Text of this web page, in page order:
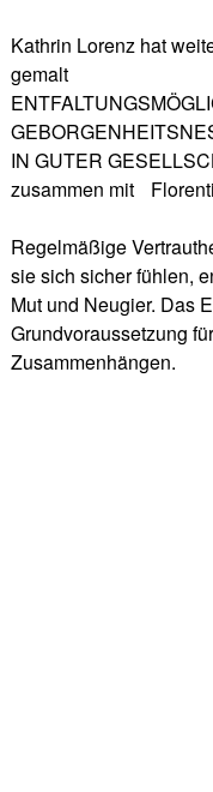
Kathrin Lorenz hat
gemalt
IN GUTER
zusammen mit
Regelmäßige
sie sich sicher fühlen,
Mut und Neugier. Das
Grundvoraussetzung
Zusammenhängen.